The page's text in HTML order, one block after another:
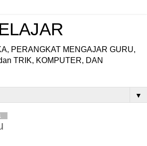
PERANGKAT MENGAJAR GURU,
TRIK, KOMPUTER, DAN
▼